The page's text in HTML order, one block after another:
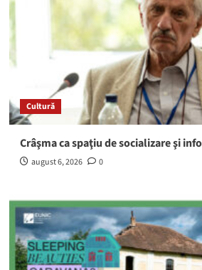
Cultură
Crâşma ca spaţiu de socializare şi
august 6, 2026 0